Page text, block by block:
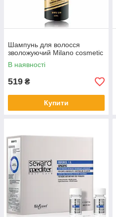
Шампунь для волосся
зволожуючий Milano cosmetic
В наявності
519 ₴
Купити